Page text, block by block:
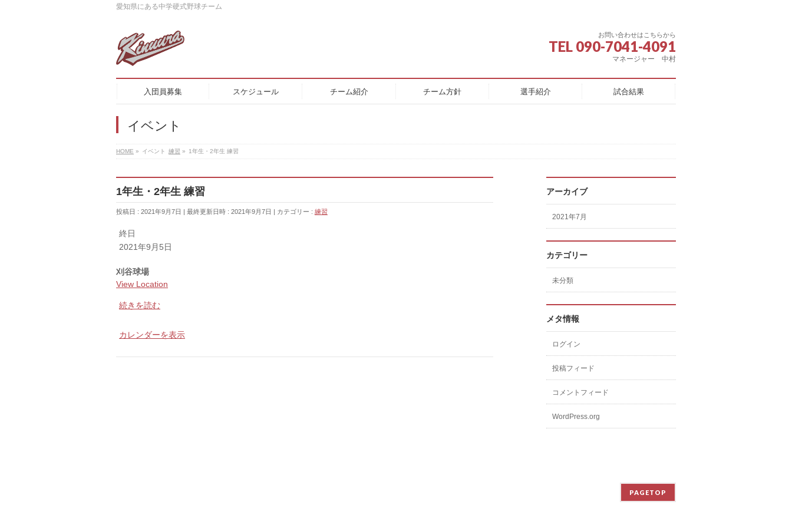
愛知県にある中学硬式野球チーム
お問い合わせはこちらから
TEL 090-7041-4091
マネージャー 中村
入団員募集 スケジュール チーム紹介 チーム方針 選手紹介 試合結果
イベント
HOME » イベント 練習 » 1年生・2年生 練習
1年生・2年生 練習
投稿日 : 2021年9月7日 最終更新日時 : 2021年9月7日 カテゴリー : 練習
1
年
2
年
練
終日
2021年9月5日
刈谷球場
View Location
続きを読む
カレンダーを表示
アーカイブ
2021年7月
カテゴリー
未分類
メタ情報
ログイン
投稿フィード
コメントフィード
WordPress.org
PAGETOP